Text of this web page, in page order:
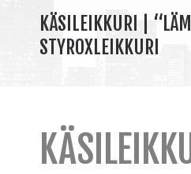
KÄSILEIKKURI |
STYROXLEIKKURI